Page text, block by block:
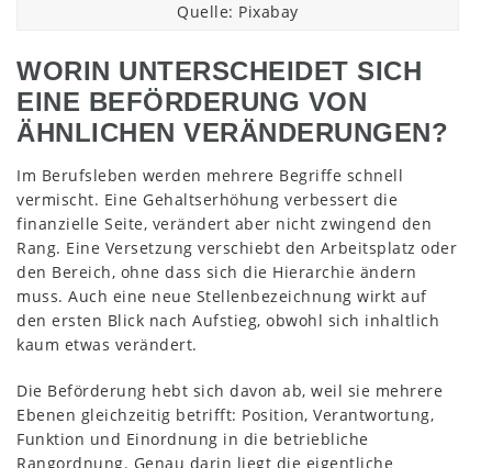
Quelle: Pixabay
WORIN UNTERSCHEIDET SICH
EINE BEFÖRDERUNG VON
ÄHNLICHEN VERÄNDERUNGEN?
Im Berufsleben werden mehrere Begriffe schnell
vermischt. Eine Gehaltserhöhung verbessert die
finanzielle Seite, verändert aber nicht zwingend den
Rang. Eine Versetzung verschiebt den Arbeitsplatz oder
den Bereich, ohne dass sich die Hierarchie ändern
muss. Auch eine neue Stellenbezeichnung wirkt auf
den ersten Blick nach Aufstieg, obwohl sich inhaltlich
kaum etwas verändert.
Die Beförderung hebt sich davon ab, weil sie mehrere
Ebenen gleichzeitig betrifft: Position, Verantwortung,
Funktion und Einordnung in die betriebliche
Rangordnung. Genau darin liegt die eigentliche